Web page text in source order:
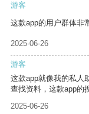
游客
这款app的用户群体非
2025-06-26
游客
这款app就像我的私人
查找资料，这款app的
2025-06-26